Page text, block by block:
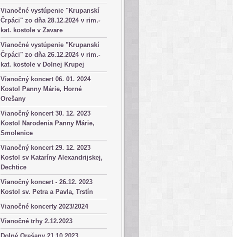
Vianočné vystúpenie "Krupanskí
Črpáci" zo dňa 28.12.2024 v rim.-
kat. kostole v Zavare
Vianočné vystúpenie "Krupanskí
Črpáci" zo dňa 26.12.2024 v rim.-
kat. kostole v Dolnej Krupej
Vianočný koncert 06. 01. 2024
Kostol Panny Márie, Horné
Orešany
Vianočný koncert 30. 12. 2023
Kostol Narodenia Panny Márie,
Smolenice
Vianočný koncert 29. 12. 2023
Kostol sv Kataríny Alexandrijskej,
Dechtice
Vianočný koncert - 26.12. 2023
Kostol sv. Petra a Pavla, Trstín
Vianočné koncerty 2023/2024
Vianočné trhy 2.12.2023